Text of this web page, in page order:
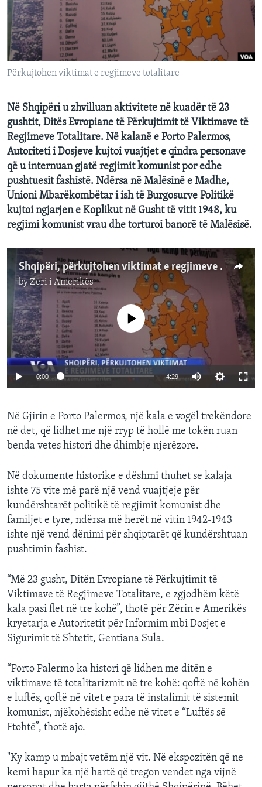
INTERVISTA
DITARI
Përkujtohen viktimat e regjimeve totalitare
Në Shqipëri u zhvilluan aktivitete në kuadër të 23
gushtit, Ditës Evropiane të Përkujtimit të Viktimave të
Regjimeve Totalitare. Në kalanë e Porto Palermos,
Autoriteti i Dosjeve kujtoi vuajtjet e qindra personave
që u internuan gjatë regjimit komunist por edhe
pushtuesit fashistë. Ndërsa në Malësinë e Madhe,
Unioni Mbarëkombëtar i ish të Burgosurve Politikë
kujtoi ngjarjen e Koplikut në Gusht të vitit 1948, ku
regjimi komunist vrau dhe torturoi banorë të Malësisë.
Shqipëri, përkujtohen viktimat e regjimeve totalitare
byZëri i Amerikës
No media source currently available
0:00 4:29
Në Gjirin e Porto Palermos, një kala e vogël trekëndore
në det, që lidhet me një rryp të hollë me tokën ruan
benda vetes histori dhe dhimbje njerëzore.
Në dokumente historike e dëshmi thuhet se kalaja
ishte 75 vite më parë një vend vuajtjeje për
kundërshtarët politikë të regjimit komunist dhe
familjet e tyre, ndërsa më herët në vitin 1942-1943
ishte një vend dënimi për shqiptarët që kundërshtuan
pushtimin fashist.
“Më 23 gusht, Ditën Evropiane të Përkujtimit të
Viktimave të Regjimeve Totalitare, e zgjodhëm këtë
kala pasi flet në tre kohë”, thotë për Zërin e Amerikës
kryetarja e Autoritetit për Informim mbi Dosjet e
Sigurimit të Shtetit, Gentiana Sula.
“Porto Palermo ka histori që lidhen me ditën e
viktimave të totalitarizmit në tre kohë: qoftë në kohën
e luftës, qoftë në vitet e para të instalimit të sistemit
komunist, njëkohësisht edhe në vitet e “Luftës së
Ftohtë”, thotë ajo.
"Ky kamp u mbajt vetëm një vit. Në ekspozitën që ne
kemi hapur ka një hartë që tregon vendet nga vijnë